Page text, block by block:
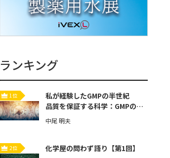
ランキング
1位
私が経験したGMPの半世紀
品質を保証する科学：GMPの歴
史と本質【第3回】
中尾 明夫
2位 化学屋の問わず語り【第1回】